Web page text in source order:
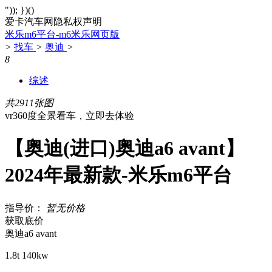
")); })()
爱卡汽车网隐私权声明
米乐m6平台-m6米乐网页版
> 找车 > 奥迪 >
8
综述
共2911张图
vr360度全景看车，立即去体验
【奥迪(进口)奥迪a6 avant】
2024年最新款-米乐m6平台
指导价：
暂无价格
获取底价
奥迪a6 avant
1.8t 140kw